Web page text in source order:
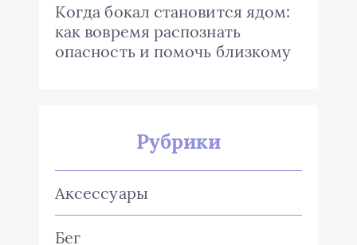
Когда бокал становится ядом:
как вовремя распознать
опасность и помочь близкому
Рубрики
Аксессуары
Бег